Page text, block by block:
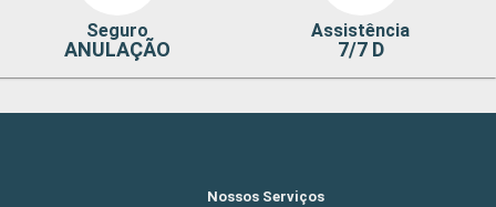
Seguro
ANULAÇÃO
Assistência
7/7 D
Nossos Serviços